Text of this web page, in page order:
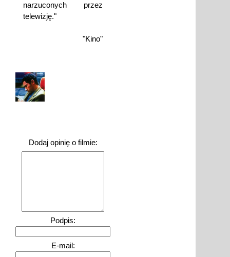
narzuconych przez
telewizję."
"Kino"
Dodaj opinię o filmie:
Podpis:
E-mail: